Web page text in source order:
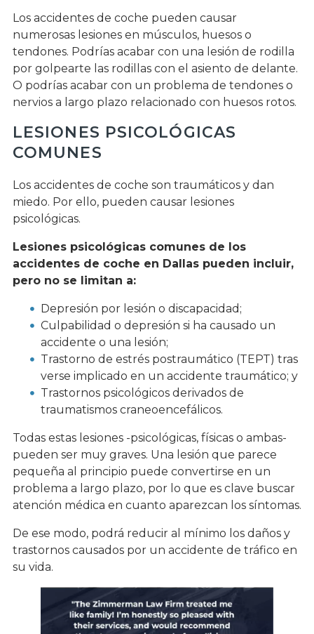
Los accidentes de coche pueden causar
numerosas lesiones en músculos, huesos o
tendones. Podrías acabar con una lesión de rodilla
por golpearte las rodillas con el asiento de delante.
O podrías acabar con un problema de tendones o
nervios a largo plazo relacionado con huesos rotos.
LESIONES PSICOLÓGICAS
COMUNES
Los accidentes de coche son traumáticos y dan
miedo. Por ello, pueden causar lesiones
psicológicas.
Lesiones psicológicas comunes de los
accidentes de coche en Dallas pueden incluir,
pero no se limitan a:
Depresión por lesión o discapacidad;
Culpabilidad o depresión si ha causado un
accidente o una lesión;
Trastorno de estrés postraumático (TEPT) tras
verse implicado en un accidente traumático; y
Trastornos psicológicos derivados de
traumatismos craneoencefálicos.
Todas estas lesiones -psicológicas, físicas o ambas-
pueden ser muy graves. Una lesión que parece
pequeña al principio puede convertirse en un
problema a largo plazo, por lo que es clave buscar
atención médica en cuanto aparezcan los síntomas.
De ese modo, podrá reducir al mínimo los daños y
trastornos causados por un accidente de tráfico en
su vida.